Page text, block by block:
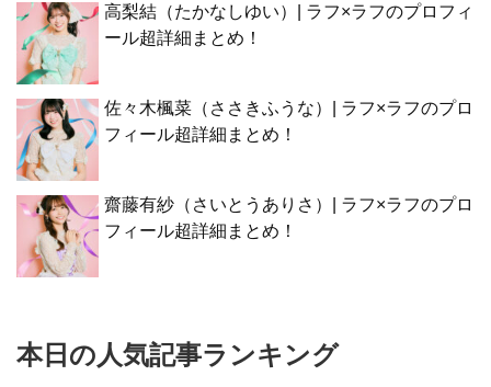
高梨結（たかなしゆい）| ラフ×ラフのプロフィ
ール超詳細まとめ！
佐々木楓菜（ささきふうな）| ラフ×ラフのプロ
フィール超詳細まとめ！
齋藤有紗（さいとうありさ）| ラフ×ラフのプロ
フィール超詳細まとめ！
本日の人気記事ランキング